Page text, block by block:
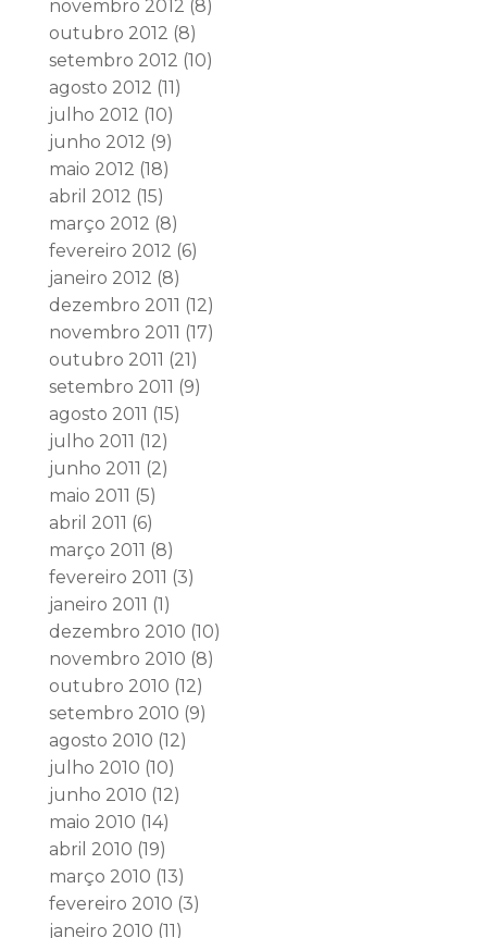
novembro 2012 (8)
outubro 2012 (8)
setembro 2012 (10)
agosto 2012 (11)
julho 2012 (10)
junho 2012 (9)
maio 2012 (18)
abril 2012 (15)
março 2012 (8)
fevereiro 2012 (6)
janeiro 2012 (8)
dezembro 2011 (12)
novembro 2011 (17)
outubro 2011 (21)
setembro 2011 (9)
agosto 2011 (15)
julho 2011 (12)
junho 2011 (2)
maio 2011 (5)
abril 2011 (6)
março 2011 (8)
fevereiro 2011 (3)
janeiro 2011 (1)
dezembro 2010 (10)
novembro 2010 (8)
outubro 2010 (12)
setembro 2010 (9)
agosto 2010 (12)
julho 2010 (10)
junho 2010 (12)
maio 2010 (14)
abril 2010 (19)
março 2010 (13)
fevereiro 2010 (3)
janeiro 2010 (11)